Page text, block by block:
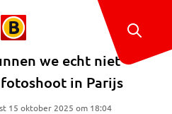
we echt niet
in Parijs
15 oktober 2025 om 18:04